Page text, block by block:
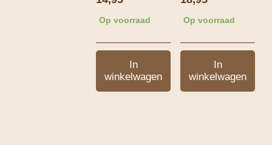
Op voorraad
In
winkelwagen
Op voorraad
In
winkelwagen